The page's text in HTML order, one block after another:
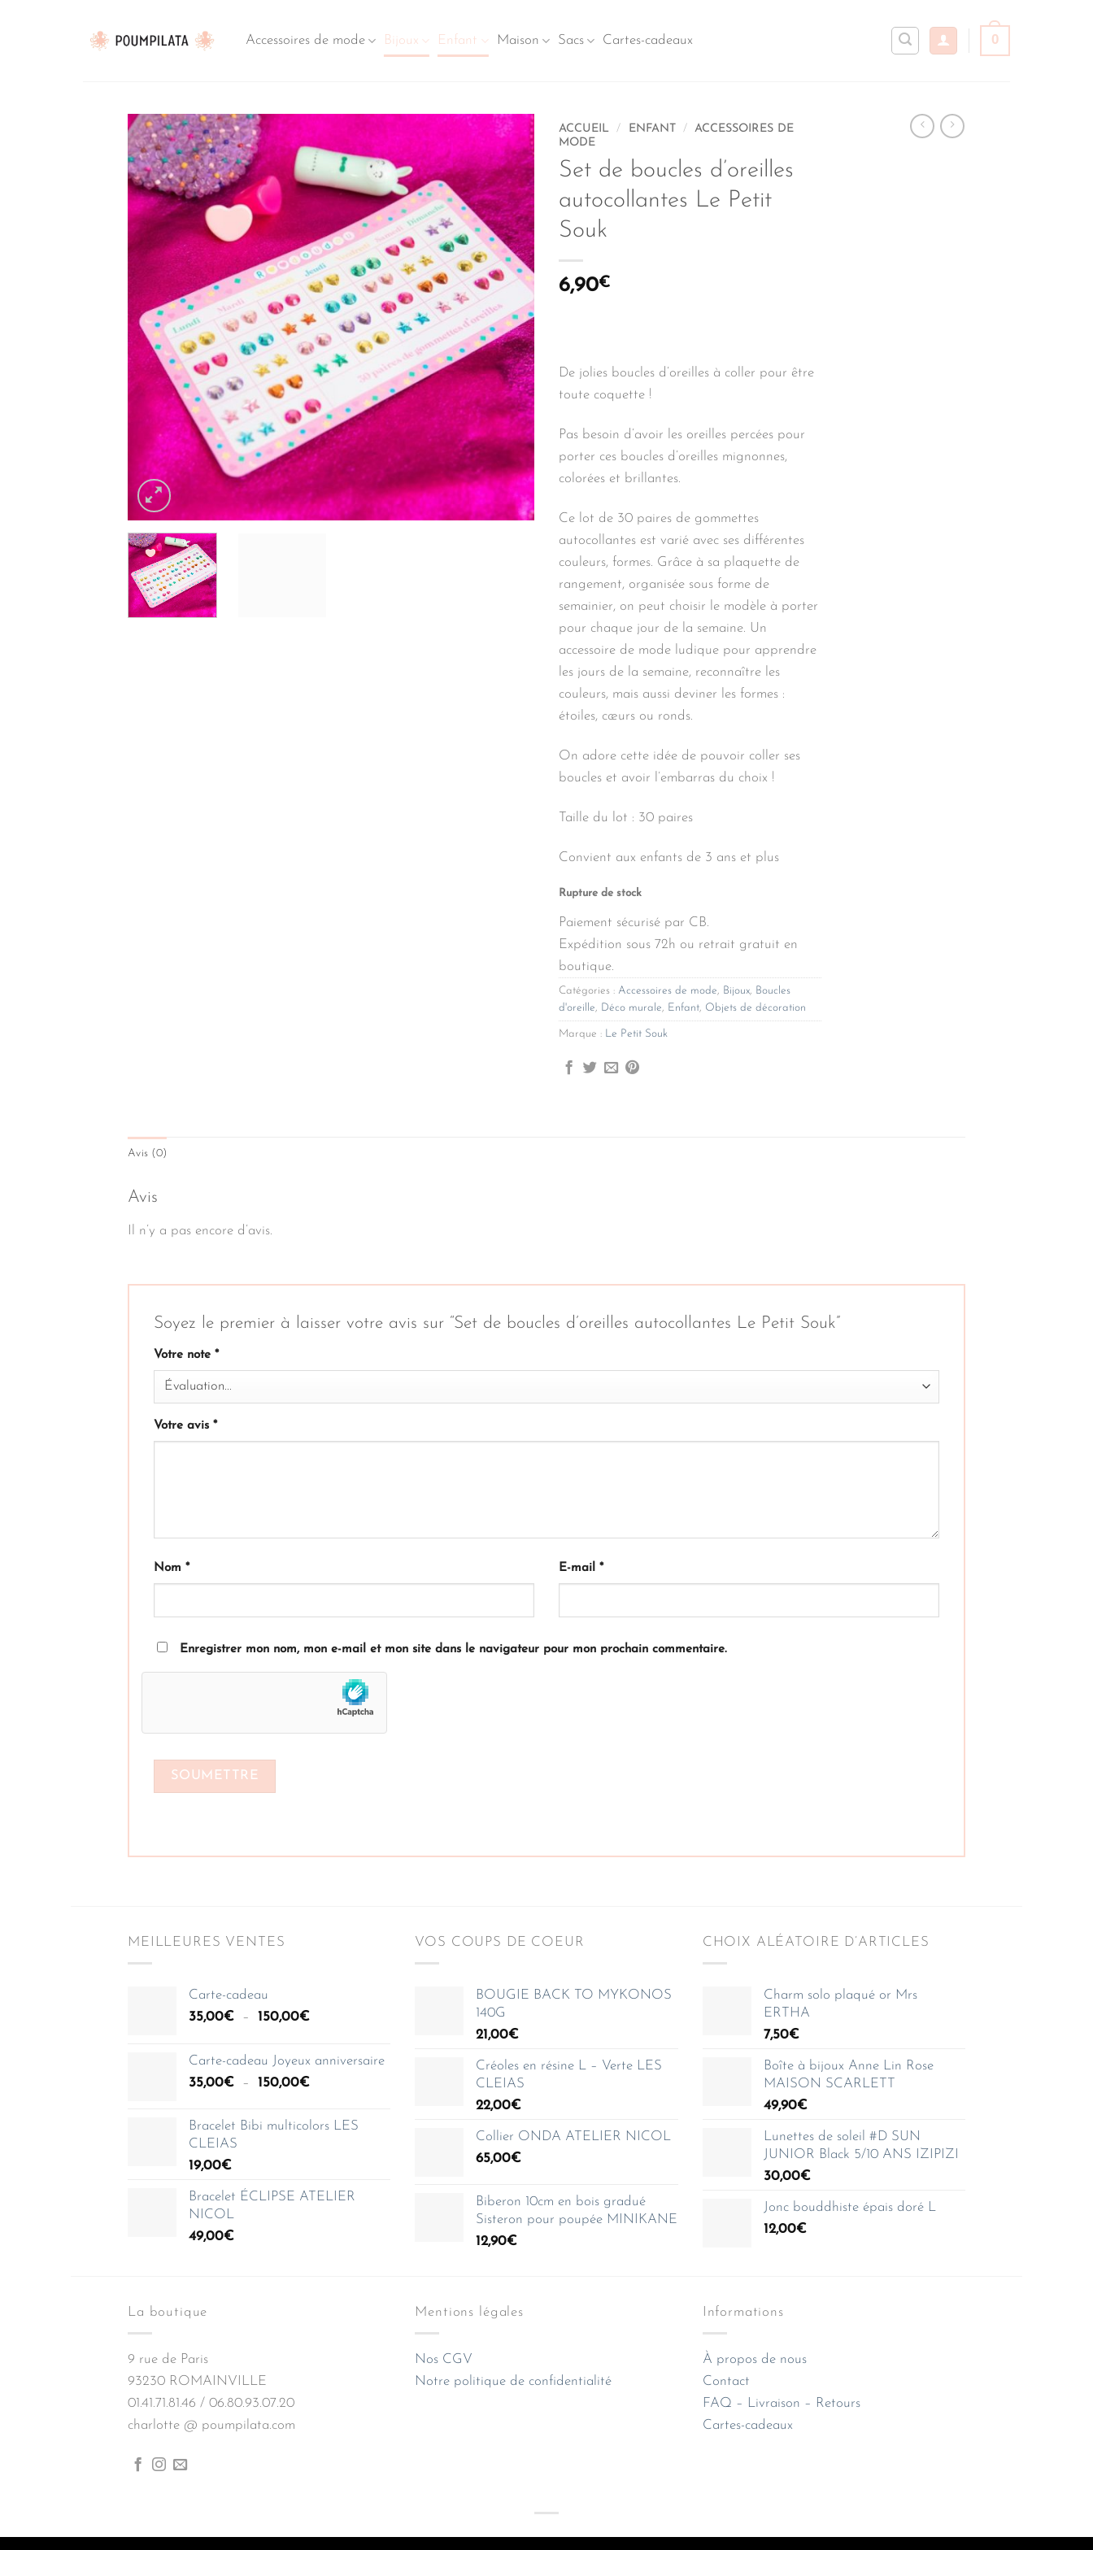
contenu
Accessoires de mode Bijoux Enfant Maison Sacs Cartes-cadeaux 0
ACCUEIL / ENFANT /
ACCESSOIRES DE
MODE
Set de boucles d’oreilles
autocollantes Le Petit
Souk
6,90€
De jolies boucles d’oreilles à coller pour être
toute coquette !
Pas besoin d’avoir les oreilles percées pour
porter ces boucles d’oreilles mignonnes,
colorées et brillantes.
Ce lot de 30 paires de gommettes
autocollantes est varié avec ses différentes
couleurs, formes. Grâce à sa plaquette de
rangement, organisée sous forme de
semainier, on peut choisir le modèle à porter
pour chaque jour de la semaine. Un
accessoire de mode ludique pour apprendre
les jours de la semaine, reconnaître les
couleurs, mais aussi deviner les formes :
étoiles, cœurs ou ronds.
On adore cette idée de pouvoir coller ses
boucles et avoir l’embarras du choix !
Taille du lot : 30 paires
Convient aux enfants de 3 ans et plus
Rupture de stock
Paiement sécurisé par CB.
Expédition sous 72h ou retrait gratuit en
boutique.
Catégories : Accessoires de mode Bijoux
Boucles
d'oreille
Déco murale Enfant Objets de décoration
Marque : Le Petit Souk
Avis (0)
Avis
Il n’y a pas encore d’avis.
Soyez le premier à laisser votre avis sur “Set de boucles d’oreilles autocollantes Le Petit Souk”
Votre note *
Votre avis *
Nom * E-mail *
Enregistrer mon nom, mon e-mail et mon site dans le navigateur pour mon prochain commentaire.
MEILLEURES VENTES
Carte-cadeau
35,00€ – 150,00€Plage
à
Carte-cadeau Joyeux anniversaire
35,00€ – 150,00€Plage
prix :
Bracelet Bibi multicolors LES
CLEIAS
19,00€
Bracelet ÉCLIPSE ATELIER
NICOL
49,00€
VOS COUPS DE COEUR
BOUGIE BACK TO MYKONOS
140G
21,00€
Créoles en résine L – Verte LES
CLEIAS
22,00€
Collier ONDA ATELIER NICOL
65,00€
Biberon 10cm en bois gradué
Sisteron pour poupée MINIKANE
12,90€
CHOIX ALÉATOIRE D’ARTICLES
Charm solo plaqué or Mrs
ERTHA
7,50€
Boîte à bijoux Anne Lin Rose
MAISON SCARLETT
49,90€
Lunettes de soleil #D SUN
JUNIOR Black 5/10 ANS IZIPIZI
30,00€
Jonc bouddhiste épais doré L
12,00€
La boutique
9 rue de Paris
93230 ROMAINVILLE
01.41.71.81.46 / 06.80.93.07.20
charlotte @ poumpilata.com
Mentions légales
Nos CGV
Notre politique de confidentialité
Informations
À propos de nous
Contact
FAQ – Livraison – Retours
Cartes-cadeaux